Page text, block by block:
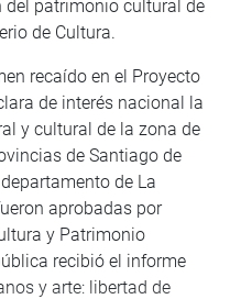
del patrimonio cultural de
de Cultura.
recaído en el Proyecto
de interés nacional la
y cultural de la zona de
de Santiago de
de La
aprobadas por
y Patrimonio
recibió el informe
y arte: libertad de